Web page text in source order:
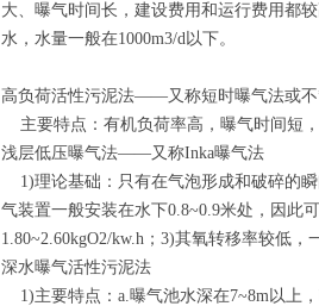
大、曝气时间长，建设费用和运行费用都
水，水量一般在1000m3/d以下。
高负荷活性污泥法——又称短时曝气法或
主要特点：有机负荷率高，曝气时间短
浅层低压曝气法——又称Inka曝气法
1)理论基础：只有在气泡形成和破碎的
气装置一般安装在水下0.8~0.9米处，因此
1.80~2.60kgO2/kw.h；3)其氧转移率较低
深水曝气活性污泥法
1)主要特点：a.曝气池水深在7~8m以上